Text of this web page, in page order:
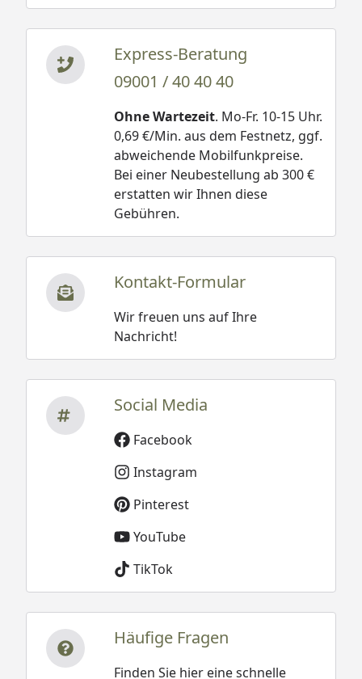
Express-Beratung
09001 / 40 40 40
Ohne Wartezeit. Mo-Fr. 10-15 Uhr.
0,69 €/Min. aus dem Festnetz, ggf.
abweichende Mobilfunkpreise.
Bei einer Neubestellung ab 300 €
erstatten wir Ihnen diese
Gebühren.
Kontakt-Formular
Wir freuen uns auf Ihre
Nachricht!
Social Media
Facebook
Instagram
Pinterest
YouTube
TikTok
Häufige Fragen
Finden Sie hier eine schnelle